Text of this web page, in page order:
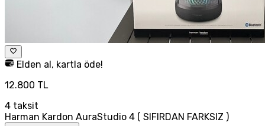
Elden al, kartla öde!
12.800 TL
4 taksit
Harman Kardon AuraStudio 4 ( SIFIRDAN FARKSIZ )